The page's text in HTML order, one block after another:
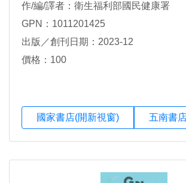
作/編/譯者：衛生福利部國民健康署
GPN：1011201425
出版／創刊日期：2023-12
價格：100
國家書店(開新視窗) 五南書